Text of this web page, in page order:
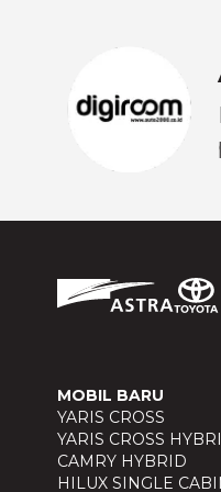
MOBIL BARU
YARIS CROSS
YARIS CROSS
CAMRY HYBRID
HILUX SINGLE